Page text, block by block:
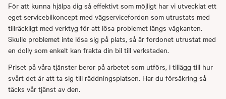
För att kunna hjälpa dig så effektivt som möjligt har vi utvecklat ett
eget servicebilkoncept med vägservicefordon som utrustats med
tillräckligt med verktyg för att lösa problemet längs vägkanten.
Skulle problemet inte lösa sig på plats, så är fordonet utrustat med
en dolly som enkelt kan frakta din bil till verkstaden.
Priset på våra tjänster beror på arbetet som utförs, i tillägg till hur
svårt det är att ta sig till räddningsplatsen. Har du försäkring så
täcks vår tjänst av den.